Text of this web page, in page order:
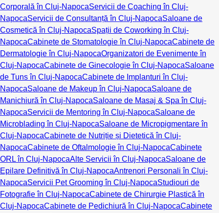
Corporală în Cluj-NapocaServicii de Coaching în Cluj-
NapocaServicii de Consultanță în Cluj-NapocaSaloane de
Cosmetică în Cluj-NapocaSpații de Coworking în Cluj-
NapocaCabinete de Stomatologie în Cluj-NapocaCabinete de
Dermatologie în Cluj-NapocaOrganizatori de Evenimente în
Cluj-NapocaCabinete de Ginecologie în Cluj-NapocaSaloane
de Tuns în Cluj-NapocaCabinete de Implanturi în Cluj-
NapocaSaloane de Makeup în Cluj-NapocaSaloane de
Manichiură în Cluj-NapocaSaloane de Masaj & Spa în Cluj-
NapocaServicii de Mentoring în Cluj-NapocaSaloane de
Microblading în Cluj-NapocaSaloane de Micropigmentare în
Cluj-NapocaCabinete de Nutriție și Dietetică în Cluj-
NapocaCabinete de Oftalmologie în Cluj-NapocaCabinete
ORL în Cluj-NapocaAlte Servicii în Cluj-NapocaSaloane de
Epilare Definitivă în Cluj-NapocaAntrenori Personali în Cluj-
NapocaServicii Pet Grooming în Cluj-NapocaStudiouri de
Fotografie în Cluj-NapocaCabinete de Chirurgie Plastică în
Cluj-NapocaCabinete de Pedichiură în Cluj-NapocaCabinete